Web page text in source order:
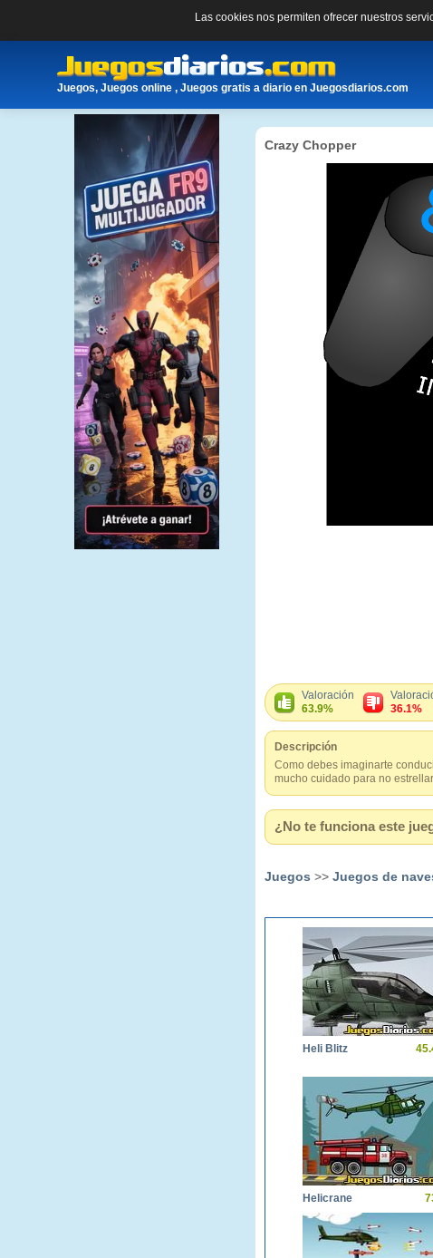
Las cookies nos permiten ofrecer nuestros
Juegos, Juegos online , Juegos gratis a diario en Juegosdiarios.com
Crazy Chopper
Valoración
63.9%
36.1%
Descripción
Como debes imaginarte
mucho cuidado para no
¿No te funciona este
Juegos >> Juegos de
Heli Blitz
Helicrane